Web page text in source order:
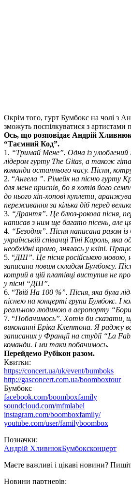
Окрім того, гурт Бумбокс на чолі з
зможуть поспілкуватися з артистами
Ось, що розповідає Андрій
“Таємний Код”.
1. “Тримай Мене”. Одна із улюблений
лідером гурту The Gitas, а також
команди останнього часу. Пісня,
2. “Ангела ”. Рімейк на пісню гурту
для мене приспів, бо я хотів його
до нього хіп-хопові куплети,
переживання за кілька діб перед
3. “Дрантя”. Це блюз-рокова пісня,
написав з ним ще багато пісень, але
4. “Безодня”. Пісня написана разом
українській співачці Тіні Кароль,
необхідні промо, знялась у кліпі.
5. “ДШ”. Це пісня російською мовою,
записана новим складом Бумбоксу.
котрий в цій платівці виступив не
у пісні “ДШ”.
6. “Твій На 100 %”. Пісня, яка була
піснею на концерті групи Бумбокс. І
реальною людиною в аеропорту
7. “Побачимось”. Хотів би сказати,
виконанні Еріка Клептона. Я раджу
записаних у Франції на студії “La
команди. І ми таки побачимось.
Перейдемо Рубікон разом.
Квитки:
https://concert.ua/uk/event/bumboks
http://gasconcert.com.ua/boomboxtour
Бумбокс
facebook.com/boomboxfamily
soundcloud.com/mfmlabel
instagram.com/boomboxfamily/
youtube.com/user/familyboombox
Позначки:
Андрій ХливнюкБумбоксконцерт
Маєте важливі і цікаві новини?
Новини партнерів: